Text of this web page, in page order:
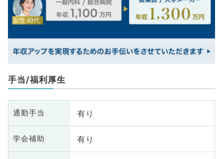
手当/福利厚生
通勤手当 有り
学会補助 有り